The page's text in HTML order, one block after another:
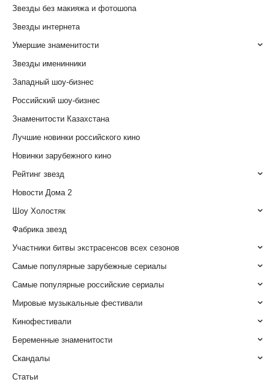
Звезды без макияжа и фотошопа
Звезды интернета
Умершие знаменитости
Звезды именинники
Западный шоу-бизнес
Российский шоу-бизнес
Знаменитости Казахстана
Лучшие новинки российского кино
Новинки зарубежного кино
Рейтинг звезд
Новости Дома 2
Шоу Холостяк
Фабрика звезд
Участники битвы экстрасенсов всех сезонов
Самые популярные зарубежные сериалы
Самые популярные российские сериалы
Мировые музыкальные фестивали
Кинофестивали
Беременные знаменитости
Скандалы
Статьи